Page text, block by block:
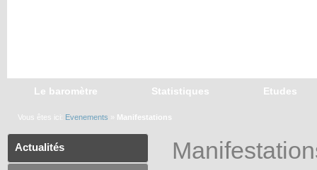
Le baromètre Statistiques Etudes
Vous êtes ici: Evenements » Manifestations
Actualités